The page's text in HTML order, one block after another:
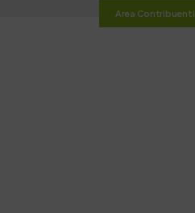
Area Contribuenti